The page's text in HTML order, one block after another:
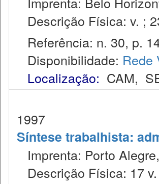
Descrição Física: v. ;
Referência: n. 30, p.
Disponibilidade: Rede
Localização: CAM,
1997
Síntese trabalhista:
Imprenta: Porto
Descrição Física: 17 v.